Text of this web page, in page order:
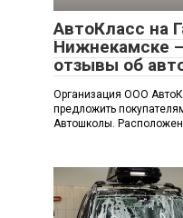
АвтоКласс на
Нижнекамске
отзывы об
Организация ООО
предложить
Автошколы.